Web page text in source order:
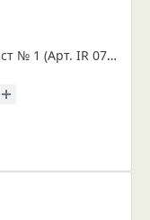
ISUZU NQR 75 рессора передняя лист № 1 (Арт. IR 07-29-01)